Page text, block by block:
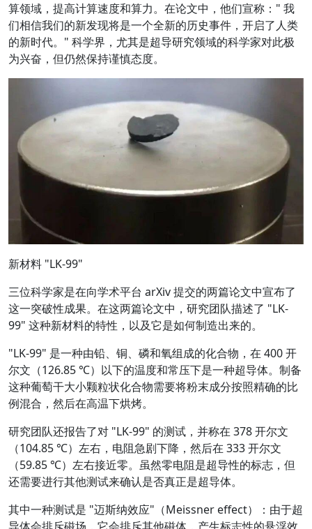
算领域，提高计算速度和算力。在论文中，他们宣称：" 我
们相信我们的新发现将是一个全新的历史事件，开启了人类
的新时代。" 科学界，尤其是超导研究领域的科学家对此极
为兴奋，但仍然保持谨慎态度。
新材料 "LK-99"
三位科学家是在向学术平台 arXiv 提交的两篇论文中宣布了
这一突破性成果。在这两篇论文中，研究团队描述了 "LK-
99" 这种新材料的特性，以及它是如何制造出来的。
"LK-99" 是一种由铅、铜、磷和氧组成的化合物，在 400 开
尔文（126.85 ℃）以下的温度和常压下是一种超导体。制备
这种葡萄干大小颗粒状化合物需要将粉末成分按照精确的比
例混合，然后在高温下烘烤。
研究团队还报告了对 "LK-99" 的测试，并称在 378 开尔文
（104.85 ℃）左右，电阻急剧下降，然后在 333 开尔文
（59.85 ℃）左右接近零。虽然零电阻是超导性的标志，但
还需要进行其他测试来确认是否真正是超导体。
其中一种测试是 "迈斯纳效应"（Meissner effect）：由于超